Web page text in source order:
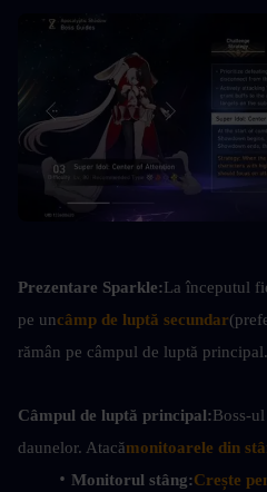
Prezentare Sparkle:La începutul
pe uncâmp de luptă secundar
rămân pe câmpul de luptă principal.
Câmpul de luptă principal:Boss-
daunelor. Atacămonitoarele din
Monitorul stâng:Crește